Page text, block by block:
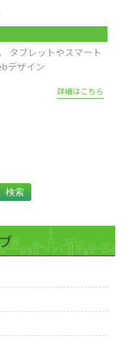
タブレットやスマート
デザイン
詳細はこちら